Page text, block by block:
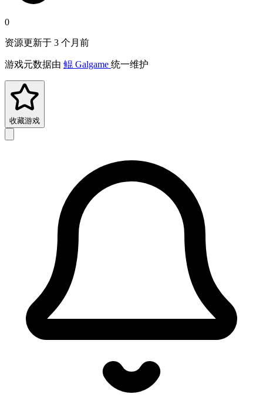
0
资源更新于 3 个月前
游戏元数据由 鲲 Galgame 统一维护
收藏游戏